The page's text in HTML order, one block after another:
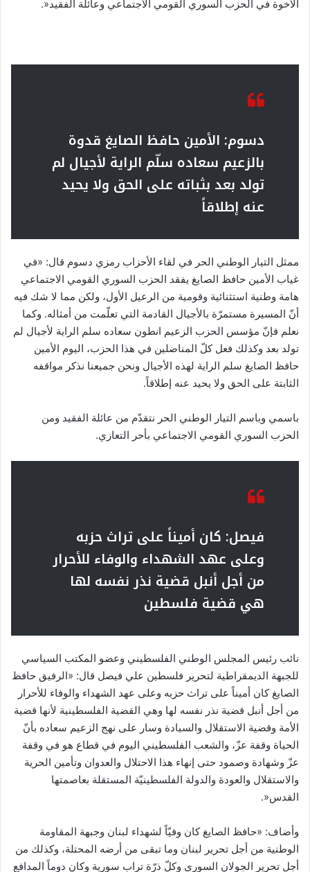
الأخوة في الحزب السوري القومي الاجتماعي وعائلة الفقيد«.
دسوم: الأمين حافظ الصايغ قدوة
بالزعيم سعاده سلّم الراية لأجيال لم
تولد بعد بثباته على الحق ولا يحيد
عنه إطلاقاً
ممثل التيار الوطني الحر في لقاء الأحزاب رمزي دسوم قال: «في
غياب الأمين حافظ الصايغ يفقد الحزب السوري القومي الاجتماعي
هامة وطنية استثنائية وقومية من الرعيل الأول، ولكن مما لا شك فيه
أنّ المسيرة مستمرّة بالأجيال القادمة التي تعلّمت من أمثاله. وكما
نعلم فإنّ مؤسس الحزب الزعيم انطون سعاده سلم الراية لأجيال لم
تولد بعد وكذلك فعل كلّ المناضلين في هذا الحزب، اليوم الأمين
حافظ الصايغ سلم الراية لهذه الأجيال ونحن جميعنا نذكر مواقفه
الثابتة على الحق ولا يحيد عنه إطلاقاً.
باسمي وباسم التيار الوطني الحر نتقدّم من عائلة الفقيد ومن
الحزب السوري القومي الاجتماعي بأحر التعازي.
فيصل: كان أميناً على تراث حزبه
وعلى عهد الشهداء والوفاء للأحرار
من أجل أنبل قضية نذر نفسه لها
هي قضية فلسطين
نائب رئيس المجلس الوطني الفلسطيني وعضو المكتب السياسي
للجبهة الديمقراطية لتحرير فلسطين علي فيصل قال: «الرفيق حافظ
الصايغ كان أميناً على تراث حزبه وعلى عهد الشهداء والوفاء للأحرار
من أجل أنبل قضية نذر نفسه لها وهي القضية الفلسطينية لأنها قضية
الأمة وقضية الاستقلال والسيادة وسار على نهج الزعيم سعاده بأنّ
الحياة وقفة عزّ، والشعب الفلسطيني اليوم في قطاع هو في وقفة
عزّ وشهادة وصمود حتى إنهاء هذا الاحتلال والعدوان وتأمين الحرية
والاستقلال والعودة والدولة الفلسطينيّة المستقلة بعاصمتها
القدس«.
وأضاف: «حافظ الصايغ كان وفيّاً لشهداء لبنان وجبهة المقاومة
الوطنية من أجل تحرير لبنان وما تبقى من أرضه المحتلة، وكذلك من
أجل تحرير الجولان السوري وكلّ ذرّة تراب سورية وكان دوماً المدافع